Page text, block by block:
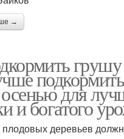
→
для
и богатого
деревьев